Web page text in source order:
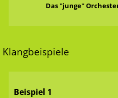
Das "junge"
Klangbeispiele
Beispiel 1